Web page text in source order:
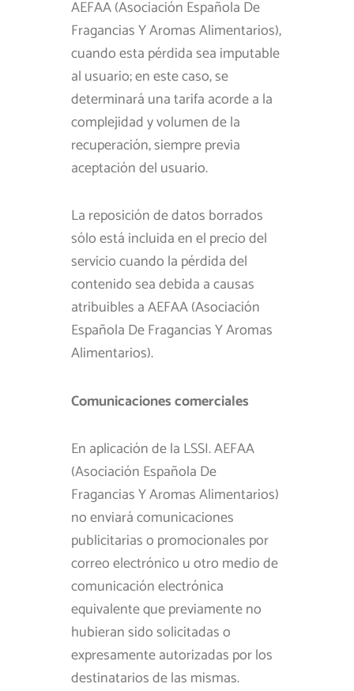
AEFAA (Asociación Española De
Fragancias Y Aromas Alimentarios),
cuando esta pérdida sea imputable
al usuario; en este caso, se
determinará una tarifa acorde a la
complejidad y volumen de la
recuperación, siempre previa
aceptación del usuario.
La reposición de datos borrados
sólo está incluida en el precio del
servicio cuando la pérdida del
contenido sea debida a causas
atribuibles a AEFAA (Asociación
Española De Fragancias Y Aromas
Alimentarios).
Comunicaciones comerciales
En aplicación de la LSSI. AEFAA
(Asociación Española De
Fragancias Y Aromas Alimentarios)
no enviará comunicaciones
publicitarias o promocionales por
correo electrónico u otro medio de
comunicación electrónica
equivalente que previamente no
hubieran sido solicitadas o
expresamente autorizadas por los
destinatarios de las mismas.